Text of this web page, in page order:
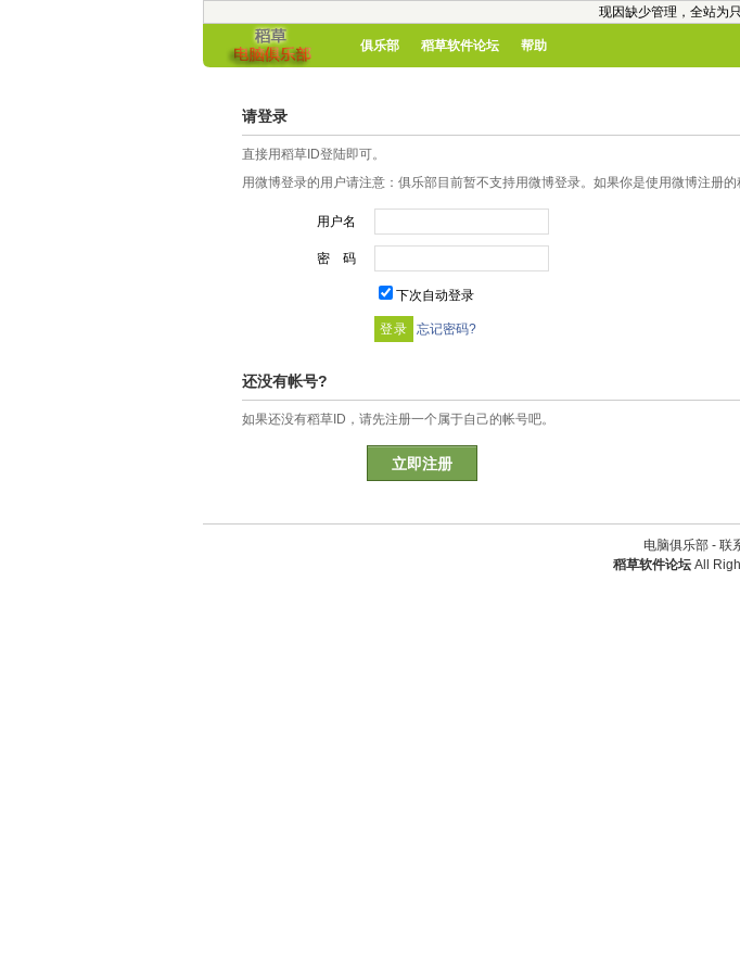
现因缺少管理，全站为
俱乐部 稻草软件论坛 帮助
请登录
直接用稻草ID登陆即可。
用微博登录的用户请注意：俱乐部目前暂不支持用微博登录。如果你是使用微博注册
用户名
密 码
下次自动登录
忘记密码?
还没有帐号?
如果还没有稻草ID，请先注册一个属于自己的帐号吧。
立即注册
电脑俱乐部 - 联
稻草软件论坛 All